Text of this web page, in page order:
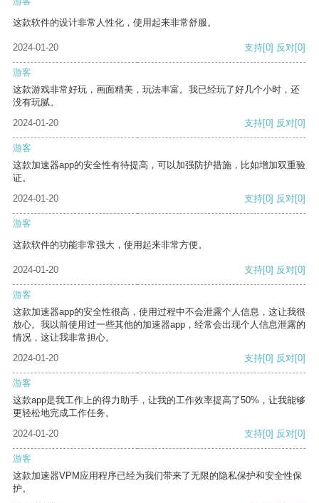
这款软件的设计非常人性化，使用起来非常舒服。
2024-01-20 支持[0] 反对[0]
游客
这款游戏非常好玩，画面精美，玩法丰富。我已经玩了好几个小时，还
没有玩腻。
2024-01-20
支持[0] 反对[0]
游客
这款加速器app的安全性有待提高，可以加强防护措施，比如增加双重验
证。
2024-01-20
支持[0] 反对[0]
游客
这款软件的功能非常强大，使用起来非常方便。
2024-01-20 支持[0] 反对[0]
游客
这款加速器app的安全性很高，使用过程中不会泄露个人信息，这让我很
放心。我以前使用过一些其他的加速器app，经常会出现个人信息泄露的
情况，这让我非常担心。
2024-01-20
支持[0] 反对[0]
游客
这款app是我工作上的得力助手，让我的工作效率提高了50%，让我能够
更轻松地完成工作任务。
2024-01-20
支持[0] 反对[0]
游客
这款加速器VPM应用程序已经为我们带来了无限的隐私保护和安全性保
护。